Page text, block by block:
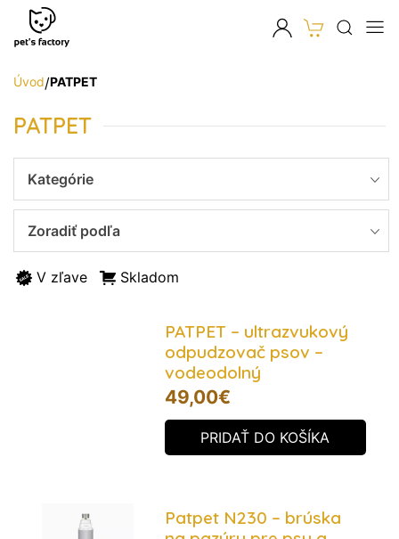
Úvod/PATPET
PATPET
Kategórie
Zoradiť podľa
V zľave Skladom
PATPET – ultrazvukový
odpudzovač psov –
vodeodolný
49,00€
PRIDAŤ DO KOŠÍKA
Patpet N230 – brúska